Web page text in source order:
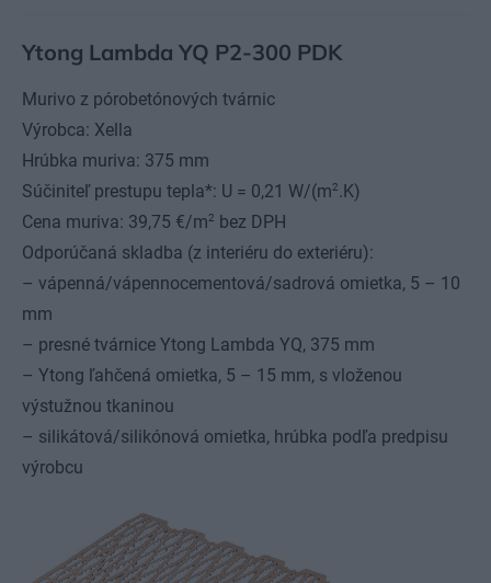
Ytong Lambda YQ P2-300 PDK
Murivo z pórobetónových tvárnic
Výrobca: Xella
Hrúbka muriva: 375 mm
Súčiniteľ prestupu tepla*: U = 0,21 W/(m2.K)
Cena muriva: 39,75 €/m2 bez DPH
Odporúčaná skladba (z interiéru do exteriéru):
– vápenná/vápennocementová/sadrová omietka, 5 – 10
mm
– presné tvárnice Ytong Lambda YQ, 375 mm
– Ytong ľahčená omietka, 5 – 15 mm, s vloženou
výstužnou tkaninou
– silikátová/silikónová omietka, hrúbka podľa predpisu
výrobcu